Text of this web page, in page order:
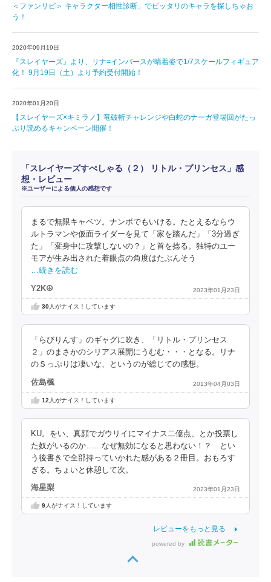
＜ファンリビ＞ キャラクター相性診断」でピッタリのキャラを探しちゃお
う！
2020年09月19日
『スレイヤーズ』より、リナ=インバースが晴着姿で1/7スケールフィギュア
化！ 9月19日（土）より予約受付開始！
2020年01月20日
【スレイヤーズ×キミラノ】竜破斬チャレンジや白蛇のナーガ登場回がたっ
ぷり読めるキャンペーン開催！
「スレイヤーズすぺしゃる（２） リトル・プリンセス」感
想・レビュー
※ユーザーによる個人の感想です
まるで無限キャベツ。ナンボでもいける。たとえるならウ
ルトラマンや仮面ライダーを見て「家を踏んだ」「3分過ぎ
た」「変身中に攻撃しないの？」と首を捻る。独特のユー
モアが生み出された着眼点の角度はたぶんそう
…続きを読む
Y2K☮ 2023年01月23日
30人がナイス！しています
「らびりんす」のギャグに吹き、「リトル・プリンセス
２」のまさかのシリアス展開にうむむ・・・となる。リナ
のＳっぷりは凄いな、というのが総じての感想。
佐島楓 2013年04月03日
12 人がナイス！しています
KU。をい、真顔でガウリイにマイナス二億点、とか投票し
た奴がいるのか……なぜ無効になると思わない！？ とい
う後書きで全部持っていかれた感がある２冊目。おもろす
ぎる。ちょいと休憩して次。
海星梨 2023年01月23日
9人がナイス！しています
レビューをもっと見る
powered by